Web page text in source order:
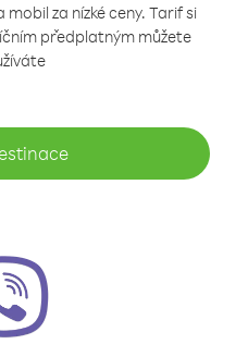
za nízké ceny. Tarif si
předplatným můžete